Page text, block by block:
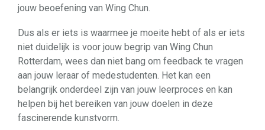
jouw beoefening van Wing Chun.
Dus als er iets is waarmee je moeite hebt of als er iets
niet duidelijk is voor jouw begrip van Wing Chun
Rotterdam, wees dan niet bang om feedback te vragen
aan jouw leraar of medestudenten. Het kan een
belangrijk onderdeel zijn van jouw leerproces en kan
helpen bij het bereiken van jouw doelen in deze
fascinerende kunstvorm.